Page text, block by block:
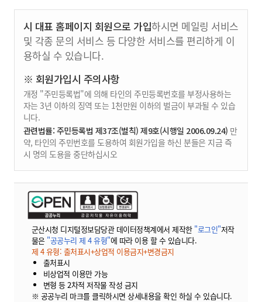
시 대표 홈페이지 회원으로 가입하시면 메일링 서비스
및 각종 문의 서비스 등 다양한 서비스를 편리하게 이
용하실 수 있습니다.
※ 회원가입시 주의사항
개정 "주민등록법"에 의해 타인의 주민등록번호를 부정사용하는
자는 3년 이하의 징역 또는 1천만원 이하의 벌금이 부과될 수 있습
니다.
관련법률: 주민등록법 제37조(벌칙) 제9호(시행일 2006.09.24) 만
약, 타인의 주민번호를 도용하여 회원가입을 하신 분들은 지금 즉
시 명의 도용을 중단하십시오
군산시청 디지털정보담당관 데이터정책계에서 제작한 "로그인"저작
물은 "공공누리 제 4 유형"에 따라 이용 할 수 있습니다.
제 4 유형: 출처표시+상업적 이용금지+변경금지
출처표시
비상업적 이용만 가능
변형 등 2차적 저작물 작성 금지
※ 공공누리 마크를 클릭하시면 상세내용을 확인 하실 수 있습니다.